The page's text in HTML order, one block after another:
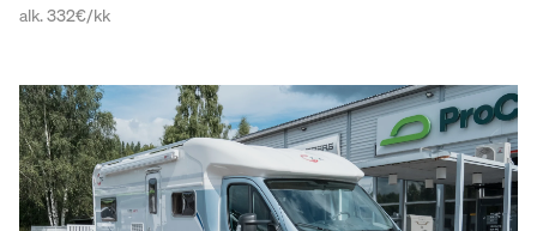
alk. 332€/kk